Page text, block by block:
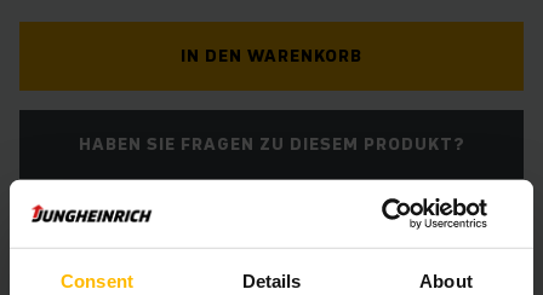
Consent Details About
IN DEN WARENKORB
HABEN SIE FRAGEN ZU DIESEM PRODUKT?
Der Zwischenverkauf ist vorbehalten.